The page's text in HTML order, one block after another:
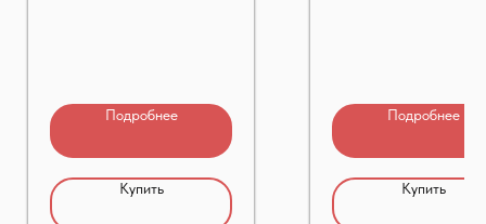
Подробнее
Купить
Подробнее
Купить